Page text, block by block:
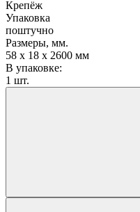
Крепёж
Упаковка
поштучно
Размеры, мм.
58 х 18 х 2600 мм
В упаковке:
1 шт.